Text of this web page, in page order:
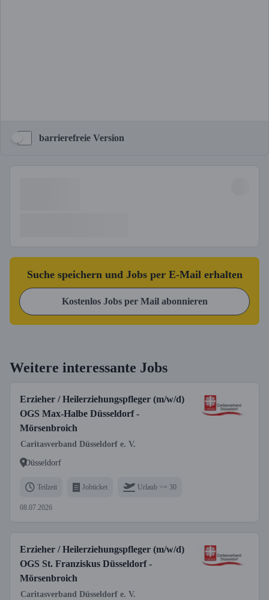
barrierefreie Version
Suche speichern und Jobs per E-Mail erhalten
Kostenlos Jobs per Mail abonnieren
Weitere interessante Jobs
Erzieher / Heilerziehungspfleger (m/w/d)
OGS Max-Halbe Düsseldorf -
Mörsenbroich
Caritasverband Düsseldorf e. V.
Düsseldorf
Teilzeit Jobticket Urlaub >= 30
08.07.2026
Erzieher / Heilerziehungspfleger (m/w/d)
OGS St. Franziskus Düsseldorf -
Mörsenbroich
Caritasverband Düsseldorf e. V.